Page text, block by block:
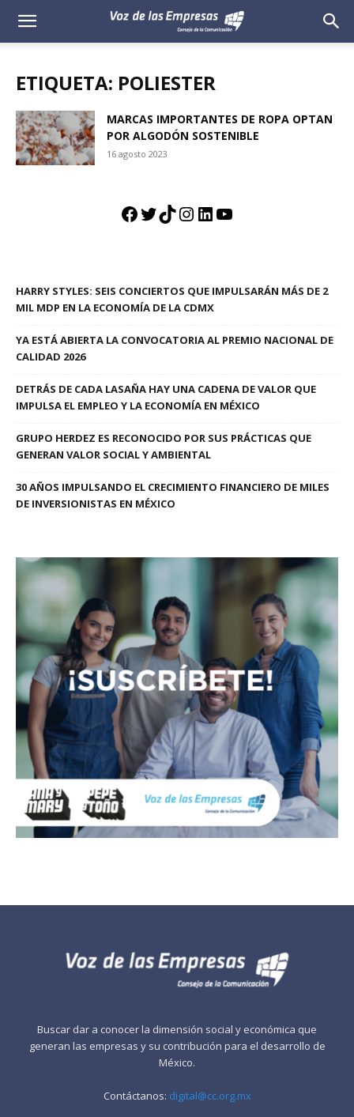
Voz
Empresas
ETIQUETA: POLIESTER
MARCAS IMPORTANTES DE ROPA OPTAN
POR ALGODÓN SOSTENIBLE
16 agosto 2023
Facebook
Twitter
TikTok
Instagram
LinkedIn
YouTube
HARRY STYLES: SEIS CONCIERTOS QUE IMPULSARÁN MÁS DE 2
MIL MDP EN LA ECONOMÍA DE LA CDMX
YA ESTÁ ABIERTA LA CONVOCATORIA AL PREMIO NACIONAL DE
CALIDAD 2026
DETRÁS DE CADA LASAÑA HAY UNA CADENA DE VALOR QUE
IMPULSA EL EMPLEO Y LA ECONOMÍA EN MÉXICO
GRUPO HERDEZ ES RECONOCIDO POR SUS PRÁCTICAS QUE
GENERAN VALOR SOCIAL Y AMBIENTAL
30 AÑOS IMPULSANDO EL CRECIMIENTO FINANCIERO DE MILES
DE INVERSIONISTAS EN MÉXICO
Buscar dar a conocer la dimensión social y económica que
generan las empresas y su contribución para el desarrollo de
México.
Contáctanos: digital@cc.org.mx